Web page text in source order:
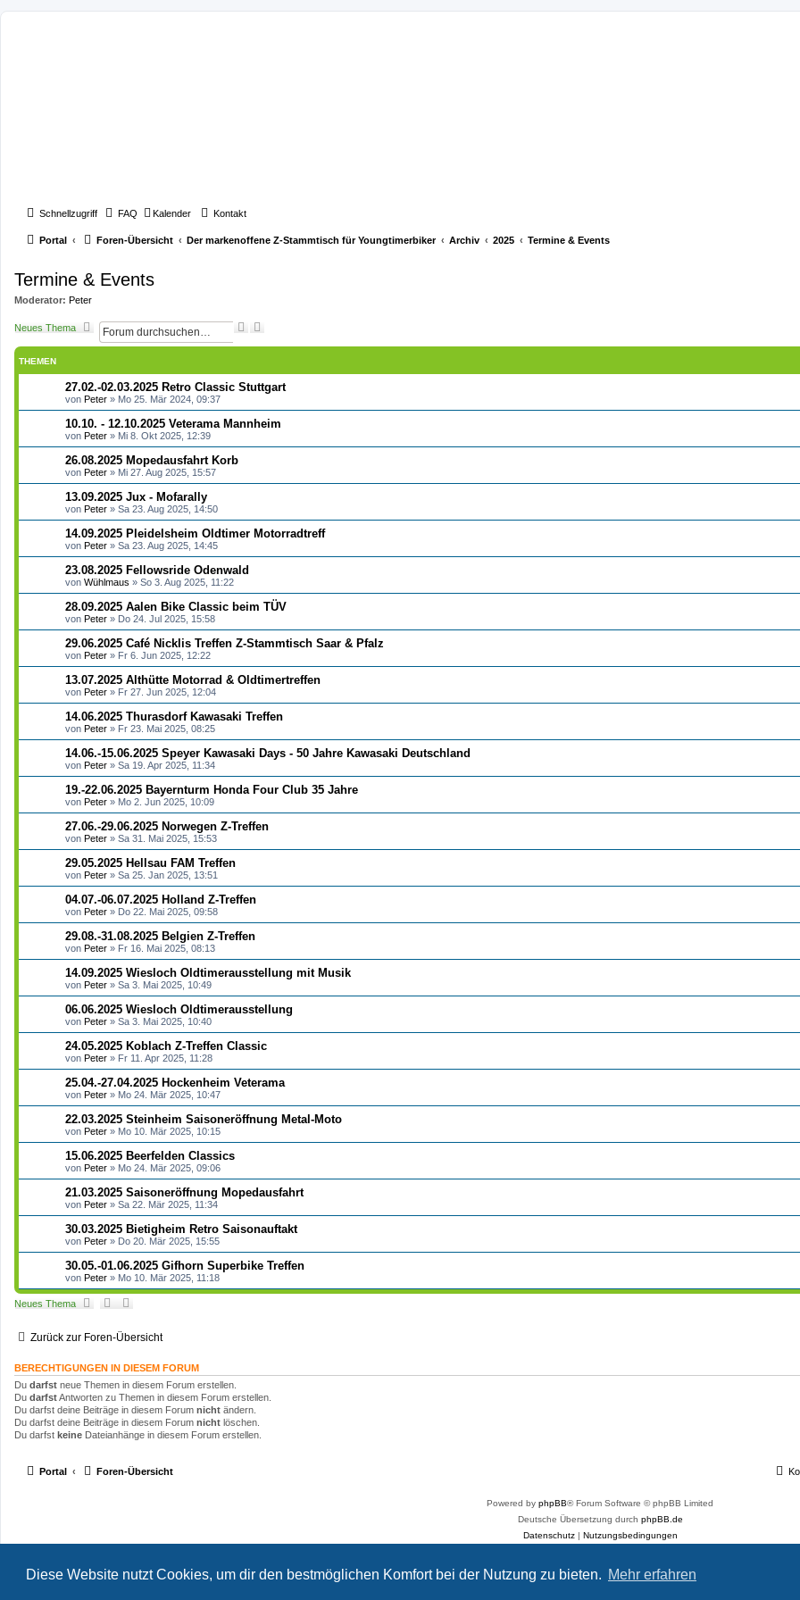
Diese Website nutzt Cookies, um dir den bestmöglichen Komfort bei der Nutzung zu bieten. Mehr erfahren
Schnellzugriff FAQ Kalender Kontakt
Portal Foren-Übersicht Der markenoffene Z-Stammtisch für Youngtimerbiker Archiv 2025 Termine & Events
Termine & Events
Moderator: Peter
Neues Thema
S
e
i
t
r
t
S
THEMEN
27.02.-02.03.2025 Retro Classic Stuttgart
von Peter » Mo 25. Mär 2024, 09:37
10.10. - 12.10.2025 Veterama Mannheim
von Peter » Mi 8. Okt 2025, 12:39
26.08.2025 Mopedausfahrt Korb
von Peter » Mi 27. Aug 2025, 15:57
13.09.2025 Jux - Mofarally
von Peter » Sa 23. Aug 2025, 14:50
14.09.2025 Pleidelsheim Oldtimer Motorradtreff
von Peter » Sa 23. Aug 2025, 14:45
23.08.2025 Fellowsride Odenwald
von Wühlmaus » So 3. Aug 2025, 11:22
28.09.2025 Aalen Bike Classic beim TÜV
von Peter » Do 24. Jul 2025, 15:58
29.06.2025 Café Nicklis Treffen Z-Stammtisch Saar & Pfalz
von Peter » Fr 6. Jun 2025, 12:22
13.07.2025 Althütte Motorrad & Oldtimertreffen
von Peter » Fr 27. Jun 2025, 12:04
14.06.2025 Thurasdorf Kawasaki Treffen
von Peter » Fr 23. Mai 2025, 08:25
14.06.-15.06.2025 Speyer Kawasaki Days - 50 Jahre Kawasaki Deutschland
von Peter » Sa 19. Apr 2025, 11:34
19.-22.06.2025 Bayernturm Honda Four Club 35 Jahre
von Peter » Mo 2. Jun 2025, 10:09
27.06.-29.06.2025 Norwegen Z-Treffen
von Peter » Sa 31. Mai 2025, 15:53
29.05.2025 Hellsau FAM Treffen
von Peter » Sa 25. Jan 2025, 13:51
04.07.-06.07.2025 Holland Z-Treffen
von Peter » Do 22. Mai 2025, 09:58
29.08.-31.08.2025 Belgien Z-Treffen
von Peter » Fr 16. Mai 2025, 08:13
14.09.2025 Wiesloch Oldtimerausstellung mit Musik
von Peter » Sa 3. Mai 2025, 10:49
06.06.2025 Wiesloch Oldtimerausstellung
von Peter » Sa 3. Mai 2025, 10:40
24.05.2025 Koblach Z-Treffen Classic
von Peter » Fr 11. Apr 2025, 11:28
25.04.-27.04.2025 Hockenheim Veterama
von Peter » Mo 24. Mär 2025, 10:47
22.03.2025 Steinheim Saisoneröffnung Metal-Moto
von Peter » Mo 10. Mär 2025, 10:15
15.06.2025 Beerfelden Classics
von Peter » Mo 24. Mär 2025, 09:06
21.03.2025 Saisoneröffnung Mopedausfahrt
von Peter » Sa 22. Mär 2025, 11:34
30.03.2025 Bietigheim Retro Saisonauftakt
von Peter » Do 20. Mär 2025, 15:55
30.05.-01.06.2025 Gifhorn Superbike Treffen
von Peter » Mo 10. Mär 2025, 11:18
Neues Thema
Zurück zur Foren-Übersicht
BERECHTIGUNGEN IN DIESEM FORUM
Du darfst neue Themen in diesem Forum erstellen.
Du darfstAntworten zu Themen in diesem Forum erstellen.
Du darfst deine Beiträge in diesem Forum nicht ändern.
Du darfst deine Beiträge in diesem Forum nicht löschen.
Du darfst keine Dateianhänge in diesem Forum erstellen.
Portal Foren-Übersicht
Powered by phpBB® Forum Software © phpBB Limited
Deutsche Übersetzung durch phpBB.de
Datenschutz| Nutzungsbedingungen
Customized by WireSys